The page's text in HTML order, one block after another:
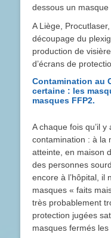
dessous un masque
A Liège,
découpage du
production de
d’écrans de
Contamination au
certaine : les
masques FFP2.
A chaque fois qu’il
contamination : à la
atteinte, en maison
des personnes
encore à l’hôpital, il
masques « faits
très probablement
protection jugées
masques fermés les